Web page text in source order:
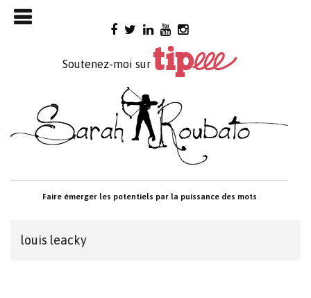
Skip
to
Soutenez-moi sur
Faire émerger les potentiels par la puissance des mots

louis leacky